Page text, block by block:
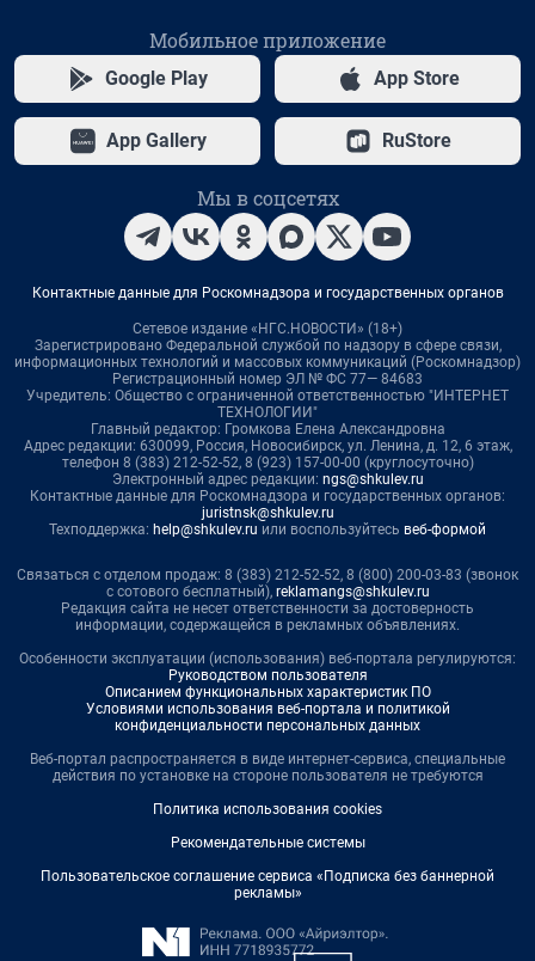
Мобильное приложение
Google Play App Store
App Gallery RuStore
Мы в соцсетях
Контактные данные для Роскомнадзора и государственных органов
Сетевое издание «НГС.НОВОСТИ» (18+)
Зарегистрировано Федеральной службой по надзору в сфере связи,
информационных технологий и массовых коммуникаций (Роскомнадзор)
Регистрационный номер ЭЛ № ФС 77— 84683
Учредитель: Общество с ограниченной ответственностью "ИНТЕРНЕТ
ТЕХНОЛОГИИ"
Главный редактор: Громкова Елена Александровна
Адрес редакции: 630099, Россия, Новосибирск, ул. Ленина, д. 12, 6 этаж,
телефон 8 (383) 212-52-52, 8 (923) 157-00-00 (круглосуточно)
Электронный адрес редакции: ngs@shkulev.ru
Контактные данные для Роскомнадзора и государственных органов:
juristnsk@shkulev.ru
Техподдержка: help@shkulev.ru или воспользуйтесь веб-формой
Связаться с отделом продаж: 8 (383) 212-52-52, 8 (800) 200-03-83 (звонок
с сотового бесплатный), reklamangs@shkulev.ru
Редакция сайта не несет ответственности за достоверность
информации, содержащейся в рекламных объявлениях.
Особенности эксплуатации (использования) веб-портала регулируются:
Руководством пользователя
Описанием функциональных характеристик ПО
Условиями использования веб-портала и политикой
конфиденциальности персональных данных
Веб-портал распространяется в виде интернет-сервиса, специальные
действия по установке на стороне пользователя не требуются
Политика использования cookies
Рекомендательные системы
Пользовательское соглашение сервиса «Подписка без баннерной
рекламы»